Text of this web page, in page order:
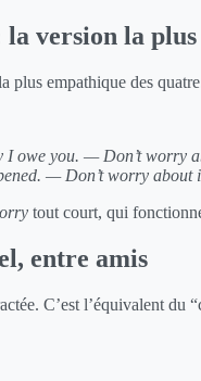
version la plus
plus empathique des
I owe you. — Don’t worry
— Don’t worry about
tout court, qui
entre amis
C’est l’équivalent du